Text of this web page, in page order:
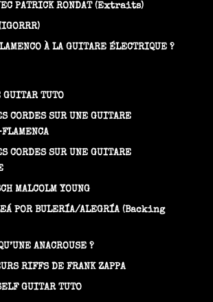
PATRICK RONDAT (Extraits)
À LA GUITARE ÉLECTRIQUE ?
TUTO
CORDES SUR UNE GUITARE
CORDES SUR UNE GUITARE
MALCOLM YOUNG
POR BULERÍA/ALEGRÍA (Backing
ANACROUSE ?
RIFFS DE FRANK ZAPPA
GUITAR TUTO